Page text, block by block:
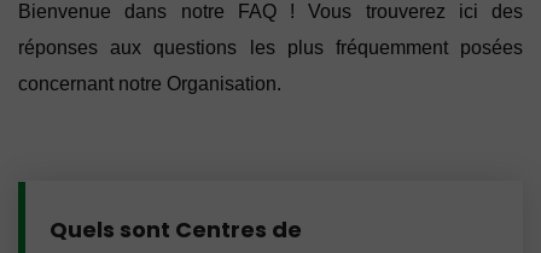
Bienvenue dans notre FAQ ! Vous trouverez ici des
réponses aux questions les plus fréquemment posées
concernant notre Organisation.
Quels sont Centres de